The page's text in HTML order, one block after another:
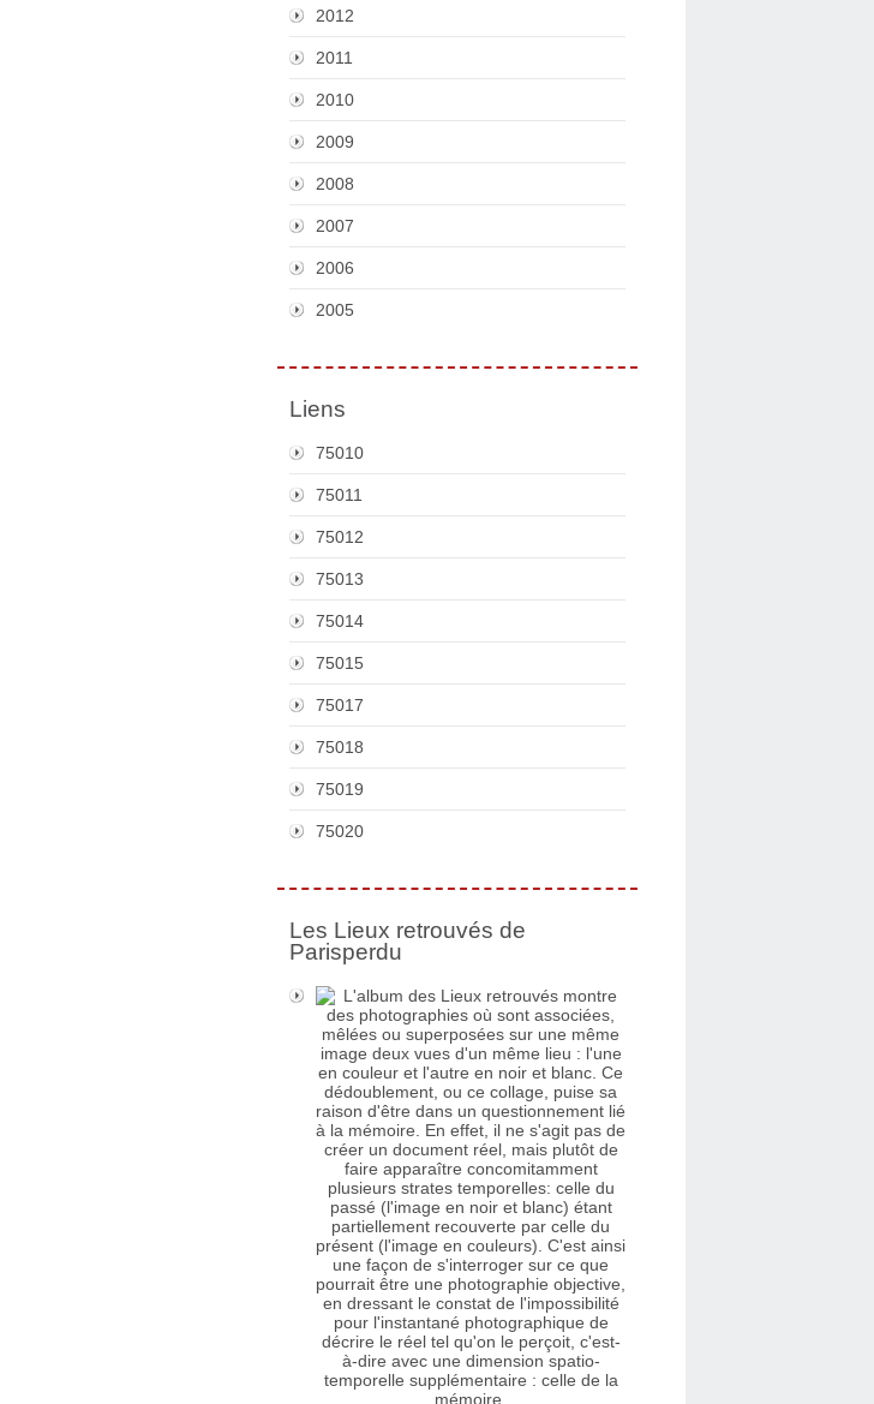
2012
2011
2010
2009
2008
2007
2006
2005
Liens
75010
75011
75012
75013
75014
75015
75017
75018
75019
75020
Les Lieux retrouvés de
Parisperdu